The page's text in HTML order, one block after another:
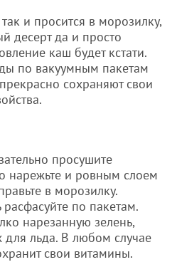
и просится в морозилку,
десерт да и просто
каш будет кстати.
по вакуумным пакетам
сохраняют свои
просушите
нарежьте и ровным слоем
в морозилку.
по пакетам.
нарезанную зелень,
для льда. В любом случае
свои витамины.